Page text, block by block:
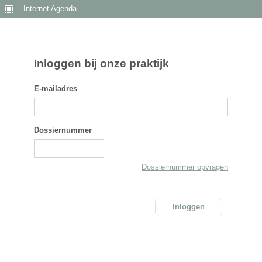
Internet Agenda
Inloggen bij onze praktijk
E-mailadres
Dossiernummer
Dossiernummer opvragen
Inloggen